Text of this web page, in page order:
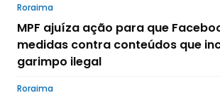
Roraima
MPF ajuíza ação para que
medidas contra conteúdos que
garimpo ilegal
Roraima